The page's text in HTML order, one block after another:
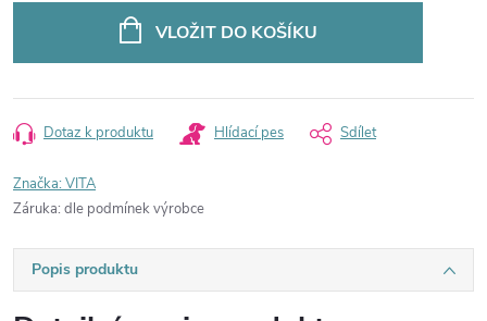
VLOŽIT DO KOŠÍKU
Dotaz k produktu Hlídací pes Sdílet
Značka:VITA
Záruka: dle podmínek výrobce
Popis produktu